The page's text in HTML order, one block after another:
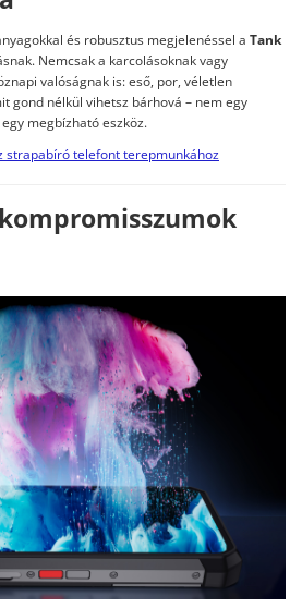
és robusztus megjelenéssel a Tank
Nemcsak a karcolásoknak vagy
valóságnak is: eső, por, véletlen
gond nélkül vihetsz bárhová – nem egy
megbízható eszköz.
strapabíró telefont terepmunkához